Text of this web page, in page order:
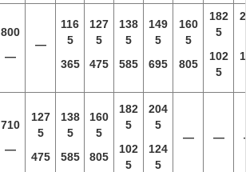
800
—
—
116
5
365
127
5
475
138
5
585
149
5
695
160
5
805
182
5
102
5
710
—
127
5
475
138
5
585
160
5
805
182
5
102
5
204
5
124
5
— —